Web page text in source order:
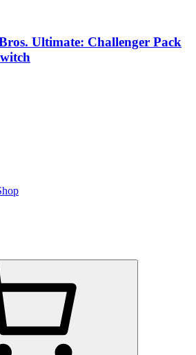
Ultimate: Challenger Pack